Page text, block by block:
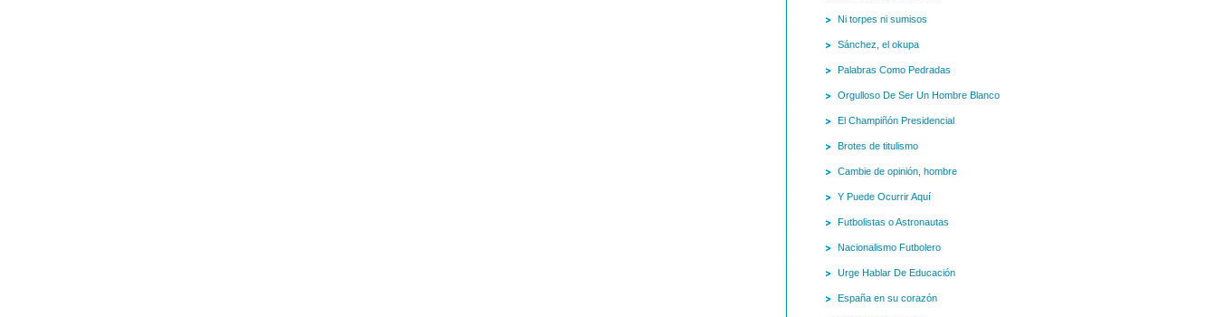
Ni torpes ni sumisos
Sánchez, el okupa
Palabras Como Pedradas
Orgulloso De Ser Un Hombre Blanco
El Champiñón Presidencial
Brotes de titulismo
Cambie de opinión, hombre
Y Puede Ocurrir Aquí
Futbolistas o Astronautas
Nacionalismo Futbolero
Urge Hablar De Educación
España en su corazón